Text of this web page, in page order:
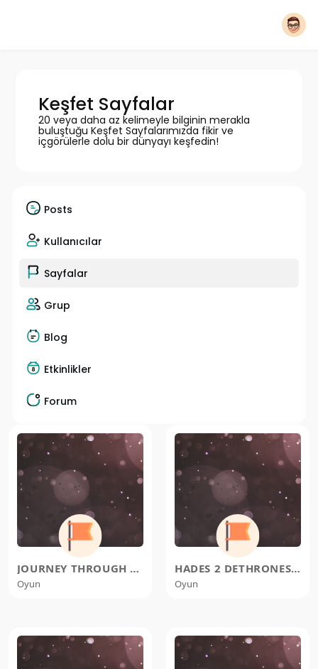
Keşfet Sayfalar
20 veya daha az kelimeyle bilginin merakla
buluştuğu Keşfet Sayfalarımızda fikir ve
içgörülerle dolu bir dünyayı keşfedin!
Posts
Kullanıcılar
Sayfalar
Grup
Blog
Etkinlikler
Forum
JOURNEY THROUGH THE UNMAPPED MIS
Oyun
HADES 2 DETHRONES SILKSONG TO BE
Oyun